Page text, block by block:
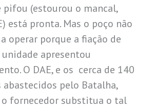
pifou (estourou o mancal,
está pronta. Mas o poço não
operar porque a fiação de
apresentou
O DAE, e os cerca de 140
pelo Batalha,
o fornecedor substitua o tal